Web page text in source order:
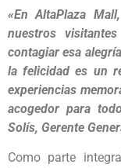
«En AltaPlaza
nuestros
contagiar esa
la felicidad es un
experiencias
acogedor para
Solís, Gerente
Como parte